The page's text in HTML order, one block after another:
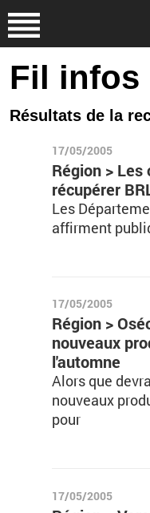
Fil infos
Résultats de la
17/05/2005
Région >
récupérer
Les
affirment
17/05/2005
Région >
nouveaux
l'automne
Alors que
nouveaux
pour
17/05/2005